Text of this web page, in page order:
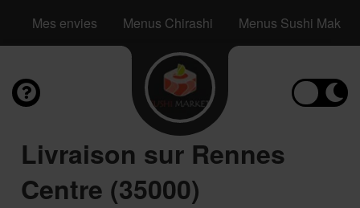
Mes envies Menus Chirashi Menus Sushi Maki
Livraison sur Rennes
Centre (35000)